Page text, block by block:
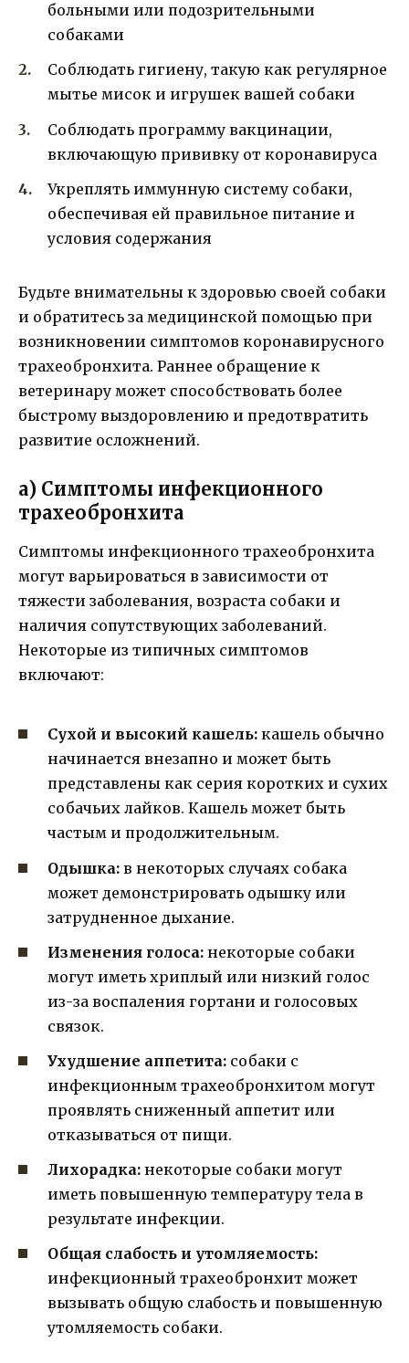
больными или подозрительными
собаками
Соблюдать гигиену, такую как регулярное
мытье мисок и игрушек вашей собаки
Соблюдать программу вакцинации,
включающую прививку от коронавируса
Укреплять иммунную систему собаки,
обеспечивая ей правильное питание и
условия содержания
Будьте внимательны к здоровью своей собаки
и обратитесь за медицинской помощью при
возникновении симптомов коронавирусного
трахеобронхита. Раннее обращение к
ветеринару может способствовать более
быстрому выздоровлению и предотвратить
развитие осложнений.
а) Симптомы инфекционного
трахеобронхита
Симптомы инфекционного трахеобронхита
могут варьироваться в зависимости от
тяжести заболевания, возраста собаки и
наличия сопутствующих заболеваний.
Некоторые из типичных симптомов
включают:
Сухой и высокий кашель: кашель обычно
начинается внезапно и может быть
представлены как серия коротких и сухих
собачьих лайков. Кашель может быть
частым и продолжительным.
Одышка: в некоторых случаях собака
может демонстрировать одышку или
затрудненное дыхание.
Изменения голоса: некоторые собаки
могут иметь хриплый или низкий голос
из-за воспаления гортани и голосовых
связок.
Ухудшение аппетита: собаки с
инфекционным трахеобронхитом могут
проявлять сниженный аппетит или
отказываться от пищи.
Лихорадка: некоторые собаки могут
иметь повышенную температуру тела в
результате инфекции.
Общая слабость и утомляемость:
инфекционный трахеобронхит может
вызывать общую слабость и повышенную
утомляемость собаки.